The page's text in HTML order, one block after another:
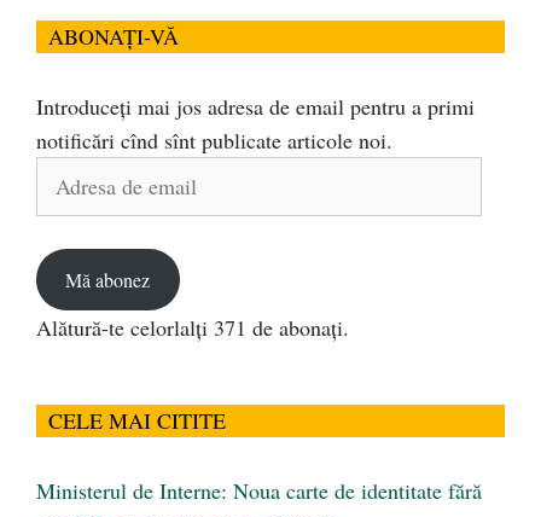
ABONAȚI-VĂ
Introduceți mai jos adresa de email pentru a primi
notificări cînd sînt publicate articole noi.
Adresa
Mă abonez
Alătură-te celorlalți 371 de abonați.
CELE MAI CITITE
Ministerul de Interne: Noua carte de identitate fără